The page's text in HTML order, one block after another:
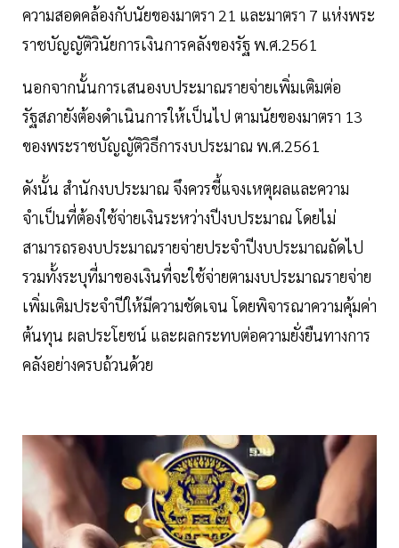
ความสอดคล้องกับนัยของมาตรา 21 และมาตรา 7 แห่งพระ
ราชบัญญัติวินัยการเงินการคลังของรัฐ พ.ศ.2561
นอกจากนั้นการเสนองบประมาณรายจ่ายเพิ่มเติมต่อ
รัฐสภายังต้องดำเนินการให้เป็นไป ตามนัยของมาตรา 13
ของพระราชบัญญัติวิธีการงบประมาณ พ.ศ.2561
ดังนั้น สำนักงบประมาณ จึงควรชี้แจงเหตุผลและความ
จำเป็นที่ต้องใช้จ่ายเงินระหว่างปีงบประมาณ โดยไม่
สามารถรองบประมาณรายจ่ายประจำปีงบประมาณถัดไป
รวมทั้งระบุที่มาของเงินที่จะใช้จ่ายตามงบประมาณรายจ่าย
เพิ่มเติมประจำปีให้มีความชัดเจน โดยพิจารณาความคุ้มค่า
ต้นทุน ผลประโยชน์ และผลกระทบต่อความยั่งยืนทางการ
คลังอย่างครบถ้วนด้วย